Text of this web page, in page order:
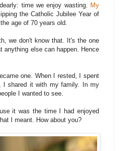
time we enjoy wasting. My
the Catholic Jubilee Year of
age of 70 years old.
we don't know that. It's the one
else can happen. Hence
one. When I rested, I spent
I shared it with my family. In my
I wanted to see.
it was the time I had enjoyed
I meant. How about you?